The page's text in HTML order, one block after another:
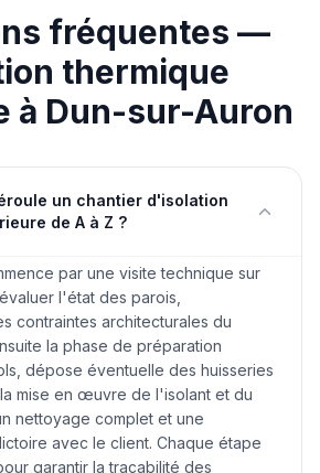
fréquentes —
thermique
à Dun-sur-Auron
un chantier d'isolation
de A à Z ?
par une visite technique sur
l'état des parois,
contraintes architecturales du
la phase de préparation
dépose éventuelle des huisseries
mise en œuvre de l'isolant et du
nettoyage complet et une
avec le client. Chaque étape
garantir la traçabilité des